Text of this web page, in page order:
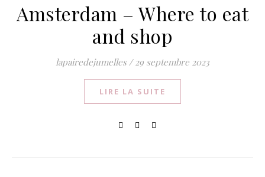
Amsterdam – Where to eat
and shop
lapairedejumelles / 29 septembre 2023
LIRE LA SUITE